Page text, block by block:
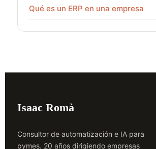
Qué es un ERP en una empresa
Isaac Romà
Consultor de automatización e IA para
pymes. 20 años dirigiendo empresas